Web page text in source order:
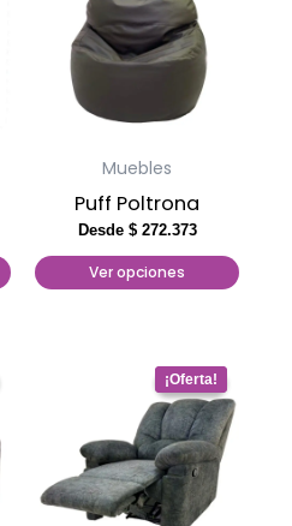
Muebles
Puff Poltrona
Desde $272.373
Ver opciones
tiene
múltiples
variantes.
Las
se
pueden
elegir
en
de
producto
Este
producto
tiene
múltiples
variantes.